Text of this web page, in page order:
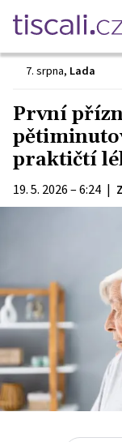
7. srpna, Lada
První
praktičtí
19. 5. 2026 – 6:24 |